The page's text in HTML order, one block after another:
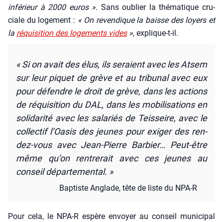
infé­rieur à 2000 euros ». Sans oublier la thé­ma­tique cru­
ciale du loge­ment : « On reven­dique la baisse des loyers et
la réqui­si­tion des loge­ments vides», explique-t-il.
« Si on avait des élus, ils seraient avec les Atsem
sur leur piquet de grève et au tri­bu­nal avec eux
pour défendre le droit de grève, dans les actions
de réqui­si­tion du DAL, dans les mobi­li­sa­tions en
soli­da­ri­té avec les sala­riés de Teis­seire, avec le
col­lec­tif l’Oa­sis des jeunes pour exi­ger des ren­
dez-vous avec Jean-Pierre Bar­bier… Peut-être
même qu’on ren­tre­rait avec ces jeunes au
conseil dépar­te­men­tal. »
Bap­tiste Anglade, tête de liste du NPA‑R
Pour cela, le NPA‑R espère envoyer au conseil muni­ci­pal